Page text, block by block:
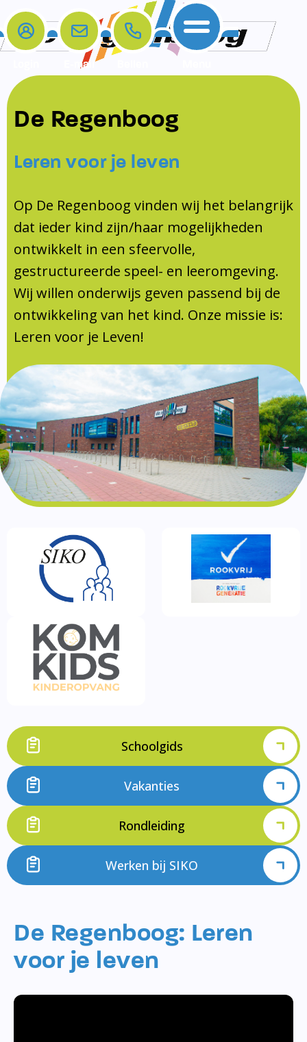
Home
De school
Opleiding en Stage
KomKids
Schoolvakanties
Ouderraad
Medezeggenschapsraad
Documentatie
Formulieren
SIKO
Ouders
Ouders
Contact
Contact
Contact
Samenwerkingen
Samenwerkingen
Schoollogopedist
E-mail
De Regenboog
Leren voor je leven
Op De Regenboog vinden wij het belangrijk
dat ieder kind zijn/haar mogelijkheden
ontwikkelt in een sfeervolle,
gestructureerde speel- en leeromgeving.
Wij willen onderwijs geven passend bij de
ontwikkeling van het kind. Onze missie is:
Leren voor je Leven!
Schoolgids
Vakanties
Rondleiding
Werken bij SIKO
De Regenboog: Leren
voor je leven